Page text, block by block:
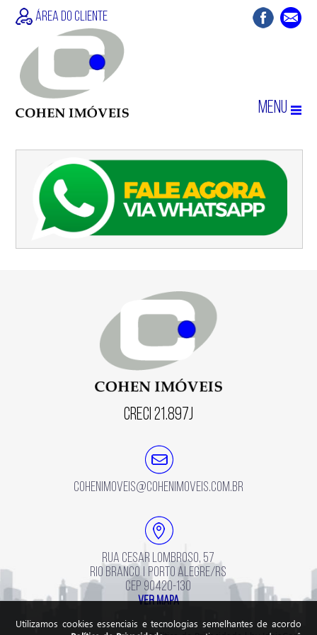
Utilizamos cookies essenciais e tecnologias semelhantes de acordo
ÁREA DO CLIENTE
MENU
Creci 21.897J
cohenimoveis@cohenimoveis.com.br
Rua Cesar Lombroso, 57
Rio Branco | Porto Alegre/RS
CEP 90420-130
ver mapa